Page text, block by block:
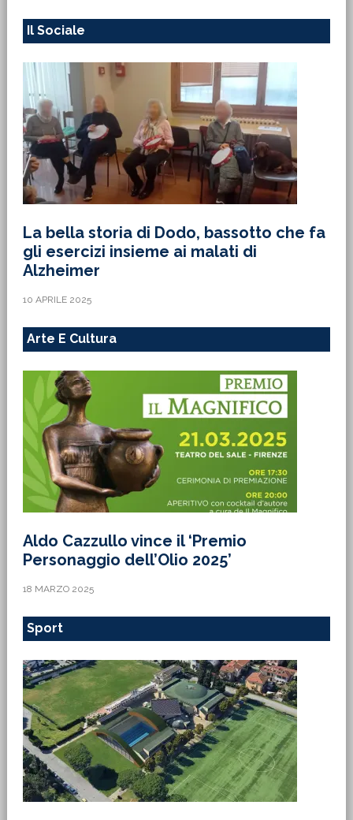
Il Sociale
La bella storia di Dodo, bassotto che fa
gli esercizi insieme ai malati di
Alzheimer
10 APRILE 2025
Arte E Cultura
Aldo Cazzullo vince il ‘Premio
Personaggio dell’Olio 2025’
18 MARZO 2025
Sport